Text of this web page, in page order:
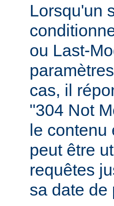
Lorsqu'un
ou Last-
cas, il
"304 Not
le contenu
peut être
requêtes
sa date de